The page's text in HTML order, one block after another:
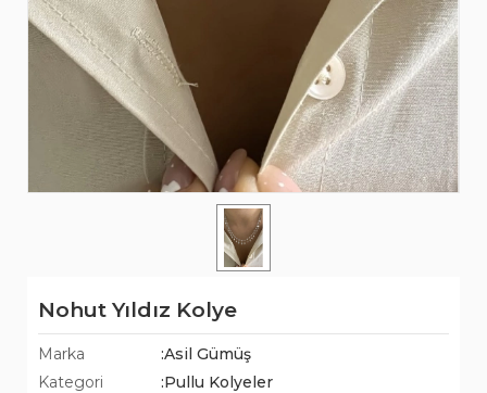
Nohut Yıldız Kolye
Marka
:Asil Gümüş
Kategori
:Pullu Kolyeler